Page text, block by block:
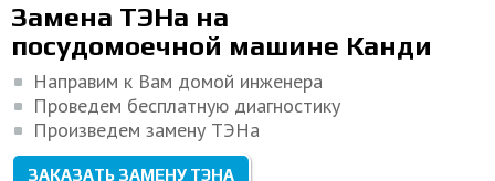
Замена ТЭНа на
посудомоечной машине Канди
Направим к Вам домой инженера
Проведем бесплатную диагностику
Произведем замену ТЭНа
ЗАКАЗАТЬ ЗАМЕНУ ТЭНА